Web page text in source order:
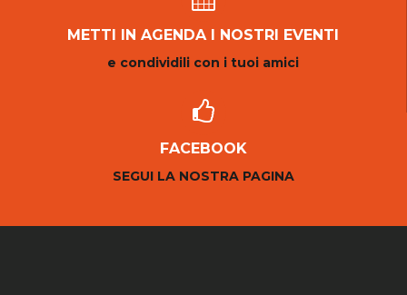
METTI IN AGENDA I NOSTRI EVENTI
e condividili con i tuoi amici
FACEBOOK
SEGUI LA NOSTRA PAGINA